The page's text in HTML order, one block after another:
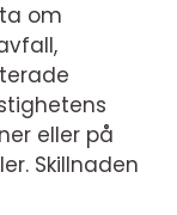
om
eller på
Skillnaden